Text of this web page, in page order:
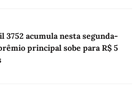
3752 acumula nesta segunda-
principal sobe para R$ 5